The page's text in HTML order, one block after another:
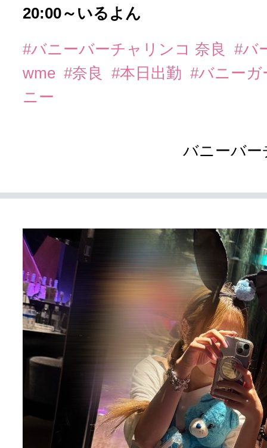
20:00～いるよん
#バニーバーチャリンコ 奈良
#バ
wme #奈良 #本日出勤 #バニー
ニー
バニーバ